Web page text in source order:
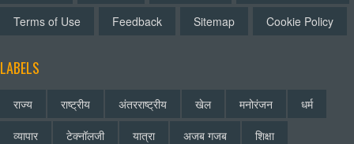
Terms of Use
Feedback Sitemap Cookie Policy
LABELS
राज्य राष्ट्रीय अंतरराष्ट्रीय खेल मनोरंजन
धर्म
व्यापार
टेक्नॉलजी यात्रा अजब गजब शिक्षा